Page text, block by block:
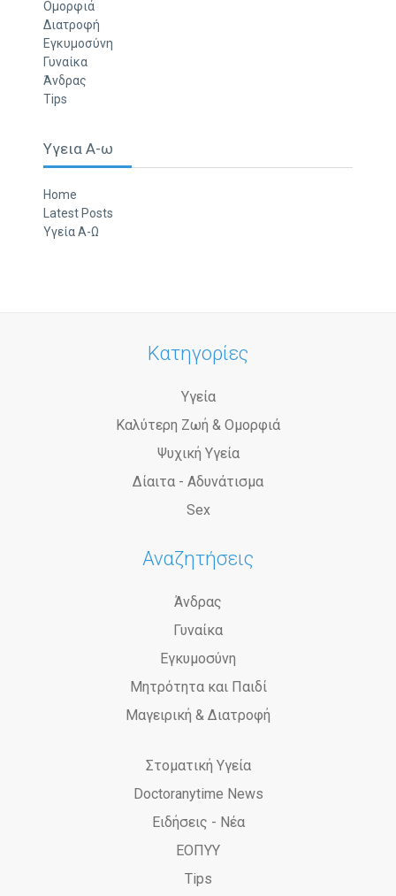
Ομορφιά
Διατροφή
Εγκυμοσύνη
Γυναίκα
Άνδρας
Tips
Υγεια Α-ω
Home
Latest Posts
Υγεία Α-Ω
Κατηγορίες
Υγεία
Καλύτερη Ζωή & Ομορφιά
Ψυχική Υγεία
Δίαιτα - Αδυνάτισμα
Sex
Αναζητήσεις
Άνδρας
Γυναίκα
Εγκυμοσύνη
Μητρότητα και Παιδί
Μαγειρική & Διατροφή
Στοματική Υγεία
Doctoranytime News
Ειδήσεις - Νέα
ΕΟΠΥΥ
Tips